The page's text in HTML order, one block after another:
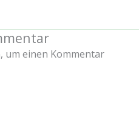
um einen Kommentar